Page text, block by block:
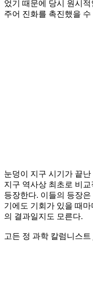
었기 때문에 당시 원시
주어 진화를 촉진했을 수
눈덩이 지구 시기가 끝
지구 역사상 최초로 비
등장한다. 이들의 등장
기에도 기회가 있을 때
의 결과일지도 모른다.
고든 정 과학 칼럼니스트